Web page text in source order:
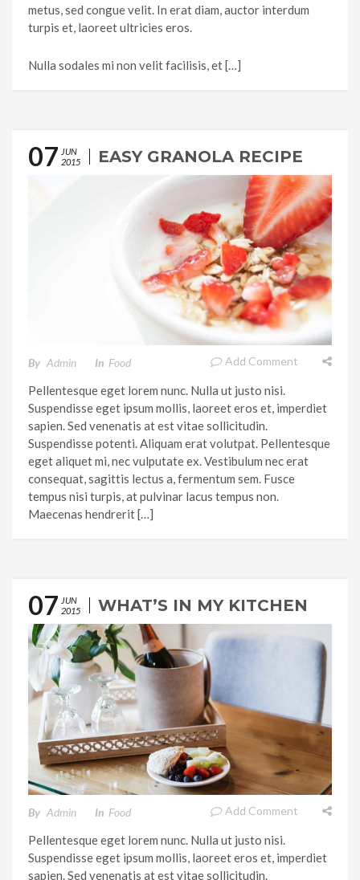
metus, sed congue velit. In erat diam, auctor interdum
turpis et, laoreet ultricies eros.
Nulla sodales mi non velit facilisis, et […]
07 JUN
2015
EASY GRANOLA RECIPE
By Admin In Food Add Comment
Pellentesque eget lorem nunc. Nulla ut justo nisi.
Suspendisse eget ipsum mollis, laoreet eros et, imperdiet
sapien. Sed venenatis at est vitae sollicitudin.
Suspendisse potenti. Aliquam erat volutpat. Pellentesque
eget aliquet mi, nec vulputate ex. Vestibulum nec erat
consequat, sagittis lectus a, fermentum sem. Fusce
tempus nisi turpis, at pulvinar lacus tempus non.
Maecenas hendrerit […]
07 JUN
2015
WHAT’S IN MY KITCHEN
By Admin In Food Add Comment
Pellentesque eget lorem nunc. Nulla ut justo nisi.
Suspendisse eget ipsum mollis, laoreet eros et, imperdiet
sapien. Sed venenatis at est vitae sollicitudin.